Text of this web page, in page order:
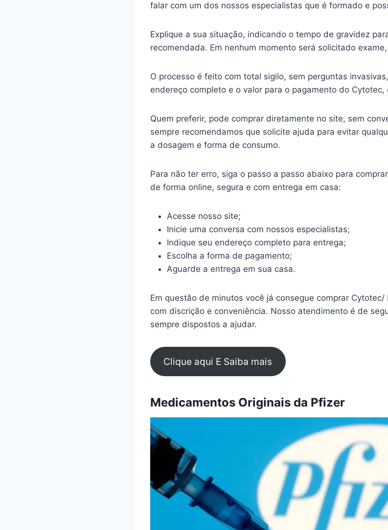
falar com um dos nossos especialistas que é formado e
Explique a sua situação, indicando o tempo de gravidez
recomendada. Em nenhum momento será solicitado
O processo é feito com total sigilo, sem perguntas
endereço completo e o valor para o pagamento do Cytotec,
Quem preferir, pode comprar diretamente no site, sem
sempre recomendamos que solicite ajuda para evitar
a dosagem e forma de consumo.
Para não ter erro, siga o passo a passo abaixo para
de forma online, segura e com entrega em casa:
Acesse nosso site;
Inicie uma conversa com nossos especialistas;
Indique seu endereço completo para entrega;
Escolha a forma de pagamento;
Aguarde a entrega em sua casa.
Em questão de minutos você já consegue comprar Cytotec/
com discrição e conveniência. Nosso atendimento é de
sempre dispostos a ajudar.
Clique aqui E Saiba mais
Medicamentos Originais da Pfizer